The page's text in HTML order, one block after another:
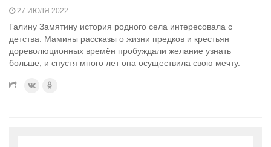
27 ИЮЛЯ 2022
Галину Замятину история родного села интересовала с
детства. Мамины рассказы о жизни предков и крестьян
дореволюционных времён пробуждали желание узнать
больше, и спустя много лет она осуществила свою мечту.